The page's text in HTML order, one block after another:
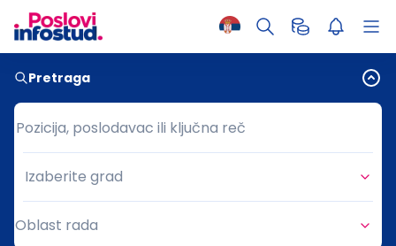
Pretraga
Pozicija, poslodavac ili ključna reč
Pozicija, poslodavac ili ključna reč
Grad
Izaberite grad
Oblast rada